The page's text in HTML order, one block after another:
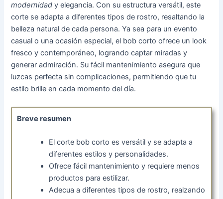
modernidad y elegancia. Con su estructura versátil, este
corte se adapta a diferentes tipos de rostro, resaltando la
belleza natural de cada persona. Ya sea para un evento
casual o una ocasión especial, el bob corto ofrece un look
fresco y contemporáneo, logrando captar miradas y
generar admiración. Su fácil mantenimiento asegura que
luzcas perfecta sin complicaciones, permitiendo que tu
estilo brille en cada momento del día.
Breve resumen
El corte bob corto es versátil y se adapta a
diferentes estilos y personalidades.
Ofrece fácil mantenimiento y requiere menos
productos para estilizar.
Adecua a diferentes tipos de rostro, realzando